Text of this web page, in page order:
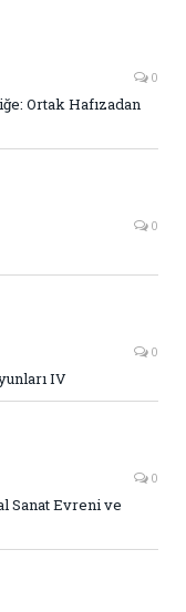
0
Ortak Hafızadan
0
0
IV
0
Sanat Evreni ve